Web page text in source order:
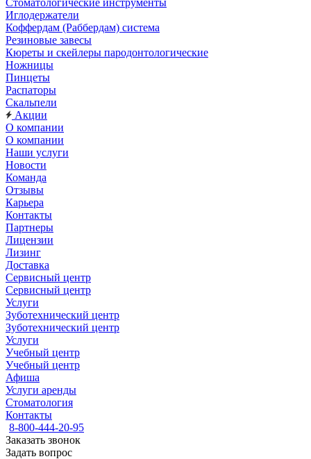
Стоматологические инструменты
Иглодержатели
Коффердам (Раббердам) система
Резиновые завесы
Кюреты и скейлеры пародонтологические
Ножницы
Пинцеты
Распаторы
Скальпели
Акции
О компании
О компании
Наши услуги
Новости
Команда
Отзывы
Карьера
Контакты
Партнеры
Лицензии
Лизинг
Доставка
Сервисный центр
Сервисный центр
Услуги
Зуботехнический центр
Зуботехнический центр
Услуги
Учебный центр
Учебный центр
Афиша
Услуги аренды
Стоматология
Контакты
8-800-444-20-95
Заказать звонок
Задать вопрос